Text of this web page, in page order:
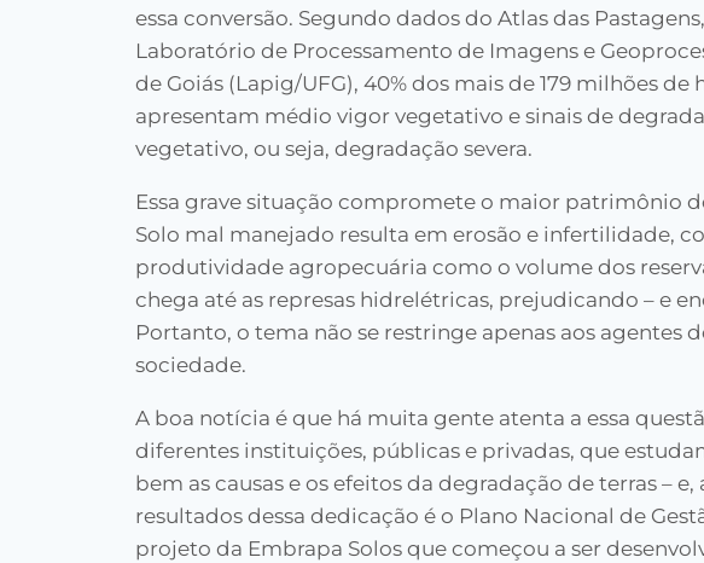
essa conversão. Segundo dados do Atlas das
Laboratório de Processamento de Imagens e
de Goiás (Lapig/UFG), 40% dos mais de 179 milhões
apresentam médio vigor vegetativo e sinais de
vegetativo, ou seja, degradação severa.
Essa grave situação compromete o maior patrimônio
Solo mal manejado resulta em erosão e infertilidade,
produtividade agropecuária como o volume dos
chega até as represas hidrelétricas, prejudicando – e
Portanto, o tema não se restringe apenas aos agentes
sociedade.
A boa notícia é que há muita gente atenta a essa
diferentes instituições, públicas e privadas, que
bem as causas e os efeitos da degradação de terras –
resultados dessa dedicação é o Plano Nacional de
projeto da Embrapa Solos que começou a ser